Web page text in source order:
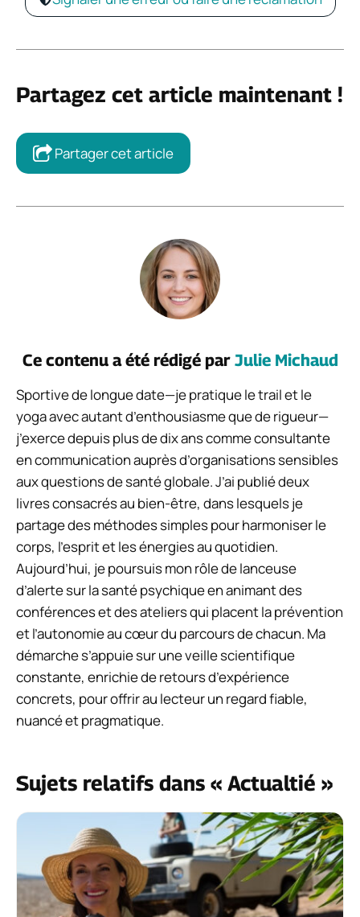
Partagez cet article maintenant !
Partager cet article
Ce contenu a été rédigé par Julie Michaud
Sportive de longue date—je pratique le trail et le
yoga avec autant d’enthousiasme que de rigueur—
j’exerce depuis plus de dix ans comme consultante
en communication auprès d’organisations sensibles
aux questions de santé globale. J’ai publié deux
livres consacrés au bien-être, dans lesquels je
partage des méthodes simples pour harmoniser le
corps, l’esprit et les énergies au quotidien.
Aujourd’hui, je poursuis mon rôle de lanceuse
d’alerte sur la santé psychique en animant des
conférences et des ateliers qui placent la prévention
et l’autonomie au cœur du parcours de chacun. Ma
démarche s’appuie sur une veille scientifique
constante, enrichie de retours d’expérience
concrets, pour offrir au lecteur un regard fiable,
nuancé et pragmatique.
Sujets relatifs dans « Actualtié »